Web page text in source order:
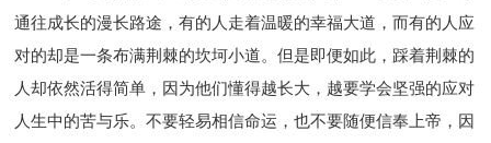
通往成长的漫长路途，有的人走着温暖的幸福大道，而有的人应
对的却是一条布满荆棘的坎坷小道。但是即便如此，踩着荆棘的
人却依然活得简单，因为他们懂得越长大，越要学会坚强的应对
人生中的苦与乐。不要轻易相信命运，也不要随便信奉上帝，因